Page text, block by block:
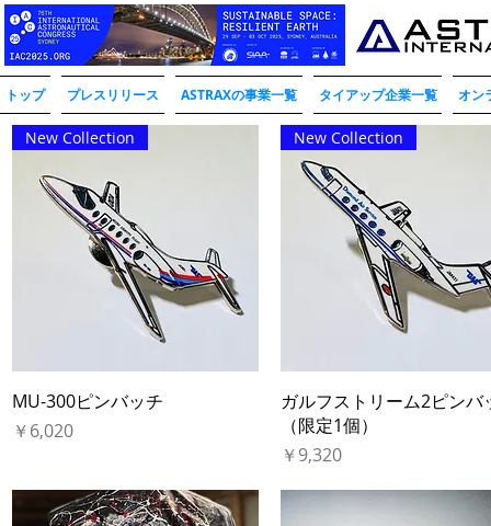
トップ プレスリリース ASTRAXの事業一覧 タイアップ企業一覧 オン
クイックビュー
New Collection
MU-300ピンバッチ
価格
￥6,020
クイックビュー
New Collection
ガルフストリーム2ピンバ
（限定1個）
価格
￥9,320